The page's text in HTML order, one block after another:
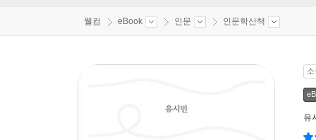
웰컴 eBook 인문 인문학산책
유